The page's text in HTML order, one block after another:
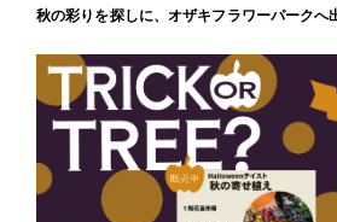
秋の彩りを探しに、オザキフラワーパークへ